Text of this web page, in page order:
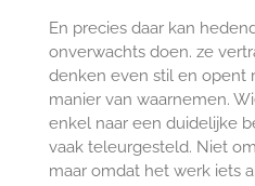
En precies daar kan
onverwachts doen. ze
denken even stil en opent
manier van waarnemen.
enkel naar een duidelijke
vaak teleurgesteld. Niet
maar omdat het werk iets